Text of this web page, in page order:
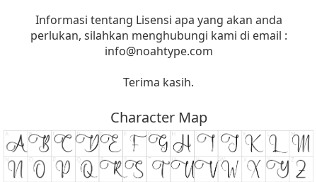
Informasi tentang Lisensi apa yang akan anda
perlukan, silahkan menghubungi kami di email :
info@noahtype.com
Terima kasih.
Character Map